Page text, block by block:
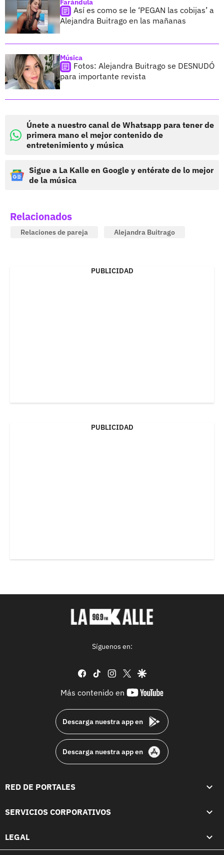
Farándula
Así es como se le ‘PEGAN las cobijas’ a
Alejandra Buitrago en las mañanas
Música
Fotos: Alejandra Buitrago se DESNUDÓ
para importante revista
Únete a nuestro canal de Whatsapp para tener de
primera mano el mejor contenido de
entretenimiento y música
Sigue a La Kalle en Google y entérate de lo mejor
de la música
Relacionados
Relaciones de pareja Alejandra Buitrago
PUBLICIDAD
PUBLICIDAD
Síguenos en:
facebook
tiktok instagram
twittergoogle
Más contenido en
youtube-
Descarga nuestra app en
Descarga nuestra app en
RED DE PORTALES
SERVICIOS CORPORATIVOS
LEGAL